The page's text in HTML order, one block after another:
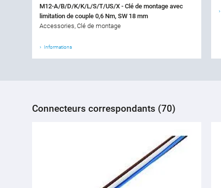
M12-A/B/D/K/K/L/S/T/US/X - Clé de montage avec
limitation de couple 0,6 Nm, SW 18 mm
Accessories, Clé de montage
Informations
Connecteurs correspondants (70)